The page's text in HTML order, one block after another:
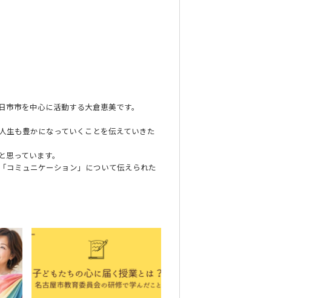
市を中心に活動する大倉恵美です。
生も豊かになっていくことを伝えていきた
っています。
コミュニケーション」について伝えられた
大倉恵美の記事一覧